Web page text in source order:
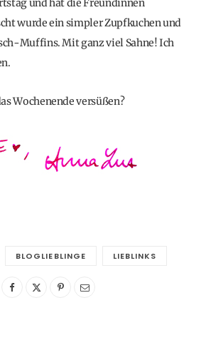
wurde ein simpler Zupfkuchen und
Muffins. Mit ganz viel Sahne! Ich
Wochenende versüßen?
BLOGLIEBLINGE LIEBLINKS